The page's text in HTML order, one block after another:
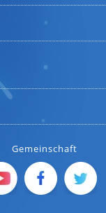
Gemeinschaft